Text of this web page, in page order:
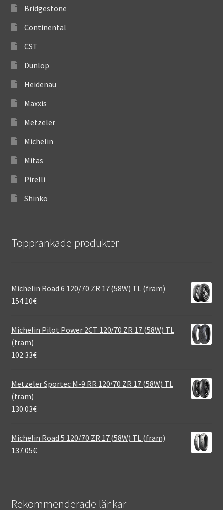
Bridgestone
Continental
CST
Dunlop
Heidenau
Maxxis
Metzeler
Michelin
Mitas
Pirelli
Shinko
Topprankade produkter
Michelin Road 6 120/70 ZR 17 (58W) TL (fram)
154.10€
Michelin Pilot Power 2CT 120/70 ZR 17 (58W) TL
(fram)
102.33€
Metzeler Sportec M-9 RR 120/70 ZR 17 (58W) TL
(fram)
130.03€
Michelin Road 5 120/70 ZR 17 (58W) TL (fram)
137.05€
Rekommenderade länkar